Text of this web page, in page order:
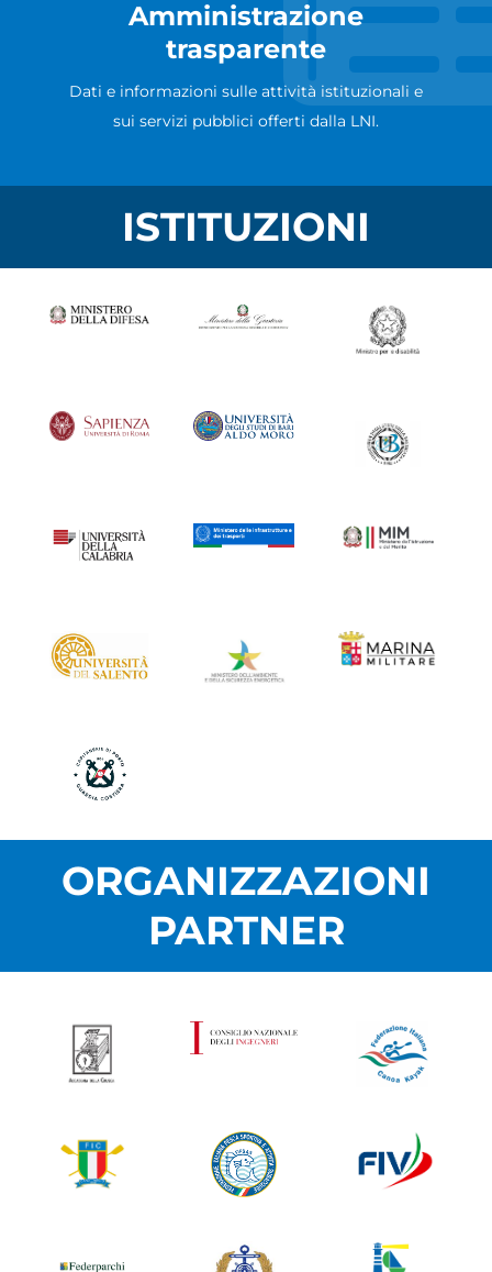
Amministrazione
trasparente
Dati e informazioni sulle attività istituzionali e
sui servizi pubblici offerti dalla LNI.
ISTITUZIONI
ORGANIZZAZIONI
PARTNER